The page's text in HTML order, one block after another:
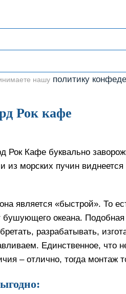
нашу политику
Рок кафе
Рок Кафе буквально
из морских пучин
является «быстрой». То
океана.
разрабатывать,
Единственное, что
– отлично, тогда